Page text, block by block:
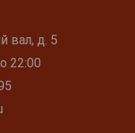
вал, д. 5
22:00